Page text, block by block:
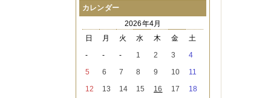
2021年08月
2021年07月（1件）
（3件）
2021年05月（2件）
（3件）
2021年02月 （1件）
2020年12月（3件）
カレンダー
2026年4月
日
月 火 水 木 金
土
-
- - 1 2 3
4
5
6 7 8 9 10
11
12
13 14 15 16 17
18